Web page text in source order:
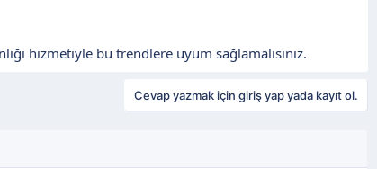
hizmetiyle bu trendlere uyum sağlamalısınız.
Cevap yazmak için giriş yap yada kayıt ol.